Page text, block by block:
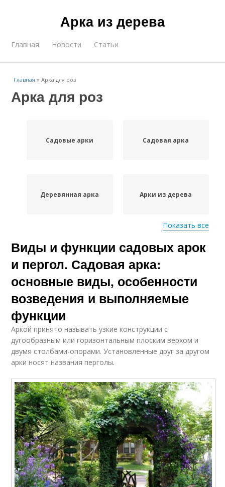
Арка из дерева
Главная Новости Статьи
Главная »Арка для роз
Арка для роз
Садовые арки Садовая арка
Деревянная арка Арки из дерева
Арка для цветов Цветочная арка
Опор для плетистой
Розы из пластиковых
Арка под виноград
Опоры для плетистой
Арки для роз
Арка для плетистой
розы
Плетистая роза Арки из роз
Показать все
Виды и функции садовых арок
и пергол. Садовая арка:
основные виды, особенности
возведения и выполняемые
функции
Аркой принято называть узкие конструкции с
дугообразным или горизонтальным плоским верхом и
двумя столбами-опорами. Установленные друг за другом
арки носят названия перголы.